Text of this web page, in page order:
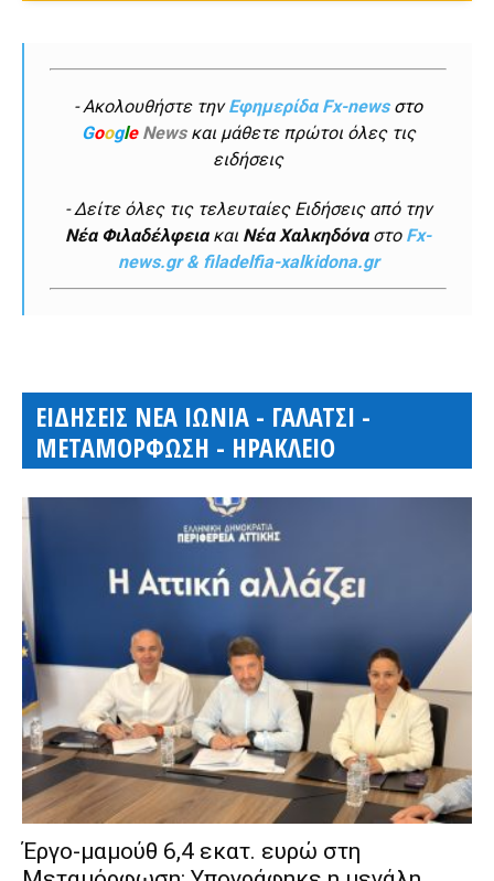
- Ακολουθήστε τηνΕφημερίδα Fx-newsστο
Google Newsκαι μάθετε πρώτοι όλες τις
ειδήσεις
- Δείτε όλες τις τελευταίες Ειδήσεις από την
Νέα Φιλαδέλφειακαι Νέα Χαλκηδόναστο Fx-
news.gr & filadelfia-xalkidona.gr
ΕΙΔΗΣΕΙΣ ΝΕΑ ΙΩΝΙΑ - ΓΑΛΑΤΣΙ -
ΜΕΤΑΜΟΡΦΩΣΗ - ΗΡΑΚΛΕΙΟ
Έργο-μαμούθ 6,4 εκατ. ευρώ στη